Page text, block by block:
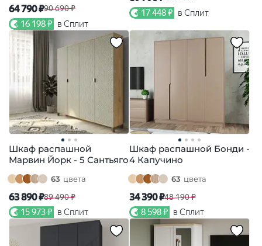
64 790 ₽90 690 ₽
16 198 ₽ в Сплит
17 448 ₽ в Сплит
Шкаф распашной
Марвин Йорк - 5 Сантьяго
63 цвета
63 890 ₽89 490 ₽
15 973 ₽ в Сплит
Шкаф распашной Бонди -
4 Капучино
63 цвета
34 390 ₽48 190 ₽
8 598 ₽ в Сплит